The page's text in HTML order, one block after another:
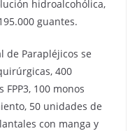
hidroalcohólica,
guantes.
de Parapléjicos se
400
FPP3, 100 monos
50 unidades de
con manga y